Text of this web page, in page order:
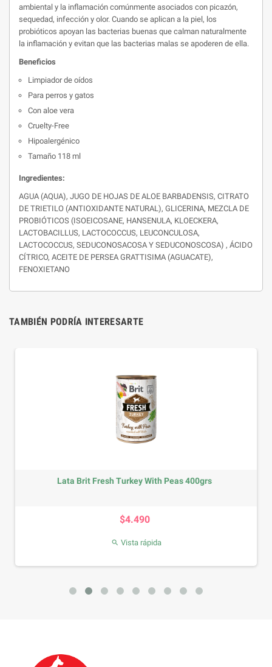
ambiental y la inflamación comúnmente asociados con picazón,
sequedad, infección y olor. Cuando se aplican a la piel, los
probióticos apoyan las bacterias buenas que calman naturalmente
la inflamación y evitan que las bacterias malas se apoderen de ella.
Beneficios
Limpiador de oídos
Para perros y gatos
Con aloe vera
Cruelty-Free
Hipoalergénico
Tamaño 118 ml
Ingredientes:
AGUA (AQUA), JUGO DE HOJAS DE ALOE BARBADENSIS, CITRATO
DE TRIETILO (ANTIOXIDANTE NATURAL), GLICERINA, MEZCLA DE
PROBIÓTICOS (ISOEICOSANE, HANSENULA, KLOECKERA,
LACTOBACILLUS, LACTOCOCCUS, LEUCONCULOSA,
LACTOCOCCUS, SEDUCONOSACOSA Y SEDUCONOSCOSA) , ÁCIDO
CÍTRICO, ACEITE DE PERSEA GRATTISIMA (AGUACATE),
FENOXIETANO
TAMBIÉN PODRÍA INTERESARTE
Lata Brit Fresh Turkey With Peas 400grs
$4.490
 Vista rápida